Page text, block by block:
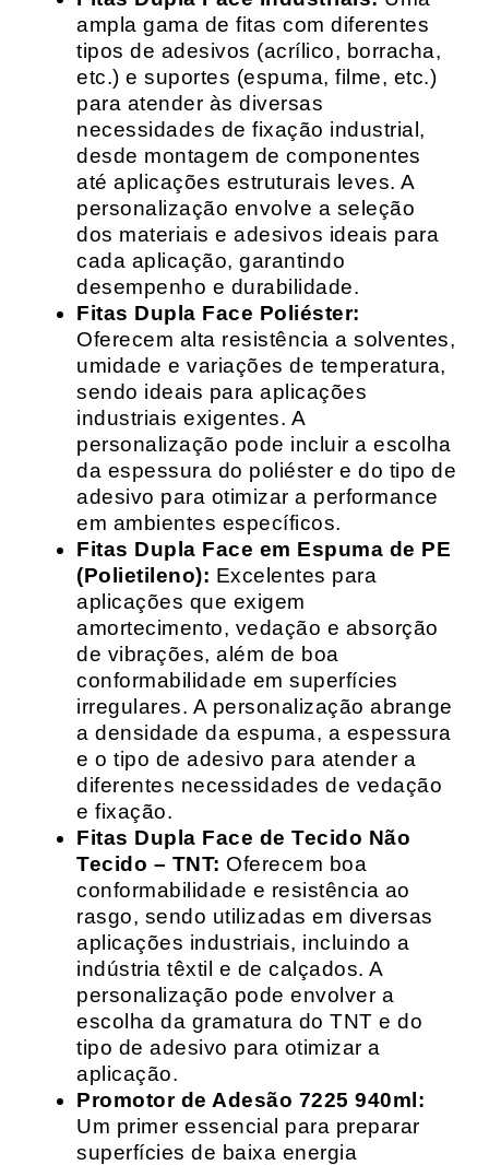
ampla gama de fitas com diferentes
tipos de adesivos (acrílico, borracha,
etc.) e suportes (espuma, filme, etc.)
para atender às diversas
necessidades de fixação industrial,
desde montagem de componentes
até aplicações estruturais leves. A
personalização envolve a seleção
dos materiais e adesivos ideais para
cada aplicação, garantindo
desempenho e durabilidade.
Fitas Dupla Face Poliéster:
Oferecem alta resistência a solventes,
umidade e variações de temperatura,
sendo ideais para aplicações
industriais exigentes. A
personalização pode incluir a escolha
da espessura do poliéster e do tipo de
adesivo para otimizar a performance
em ambientes específicos.
Fitas Dupla Face em Espuma de PE
(Polietileno): Excelentes para
aplicações que exigem
amortecimento, vedação e absorção
de vibrações, além de boa
conformabilidade em superfícies
irregulares. A personalização abrange
a densidade da espuma, a espessura
e o tipo de adesivo para atender a
diferentes necessidades de vedação
e fixação.
Fitas Dupla Face de Tecido Não
Tecido – TNT: Oferecem boa
conformabilidade e resistência ao
rasgo, sendo utilizadas em diversas
aplicações industriais, incluindo a
indústria têxtil e de calçados. A
personalização pode envolver a
escolha da gramatura do TNT e do
tipo de adesivo para otimizar a
aplicação.
Promotor de Adesão 7225 940ml:
Um primer essencial para preparar
superfícies de baixa energia